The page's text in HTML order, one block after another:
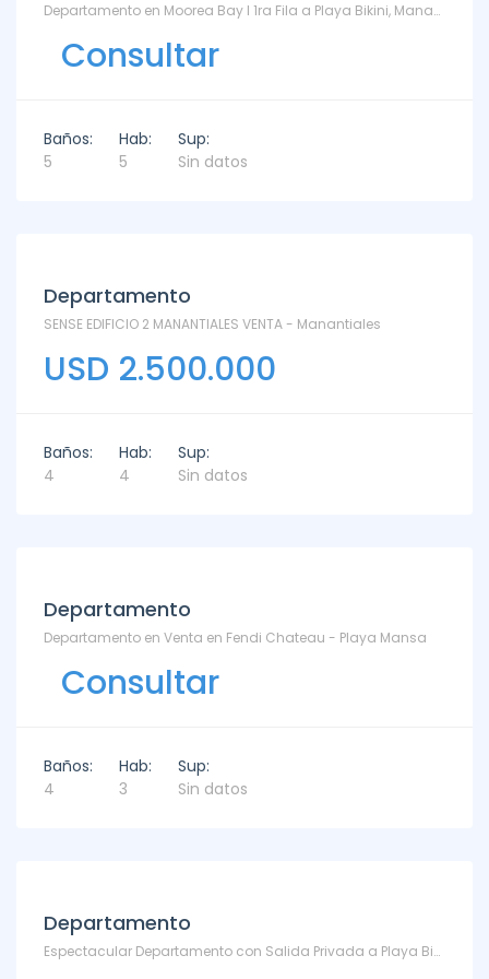
Departamento en Moorea Bay I 1ra Fila a Playa Bikini, Manantiales en Venta y Alquiler - TM6871000 - Bikini
Consultar
Baños:
5
Hab:
5
Sup:
Sin datos
Departamento
SENSE EDIFICIO 2 MANANTIALES VENTA - Manantiales
USD 2.500.000
Baños:
4
Hab:
4
Sup:
Sin datos
Departamento
Departamento en Venta en Fendi Chateau - Playa Mansa
Consultar
Baños:
4
Hab:
3
Sup:
Sin datos
Departamento
Espectacular Departamento con Salida Privada a Playa Bikini - TM5491196 - Bikini